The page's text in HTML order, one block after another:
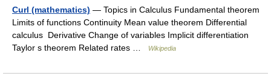
Curl (mathematics) — Topics in Calculus Fundamental theorem
Limits of functions Continuity Mean value theorem Differential
calculus Derivative Change of variables Implicit differentiation
Taylor s theorem Related rates …
Wikipedia